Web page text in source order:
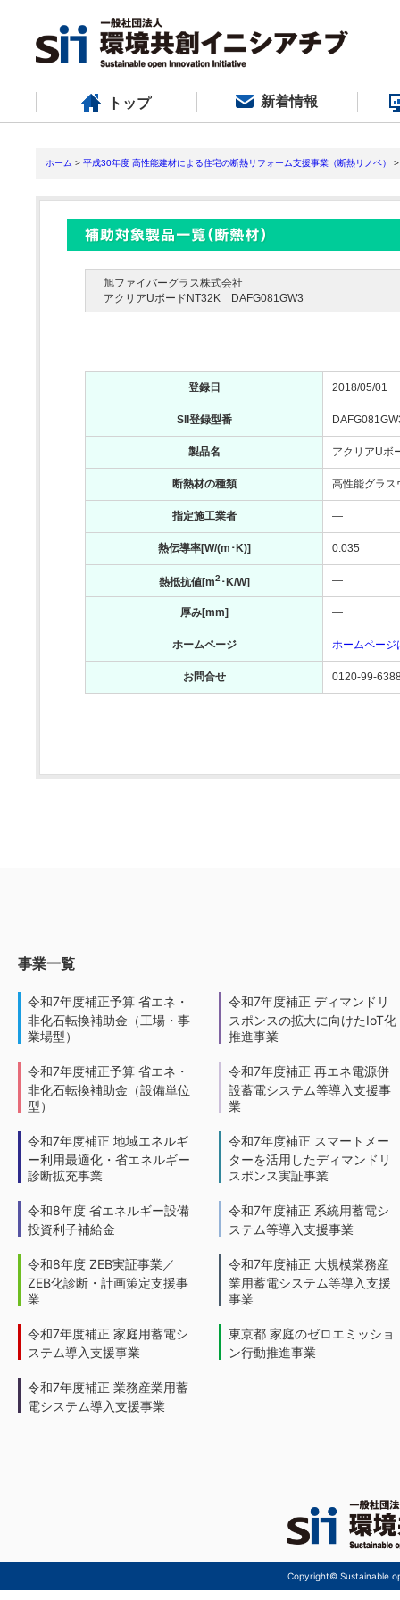
トップ 新着情報
ホーム > 平成30年度 高性能建材による住宅の断熱リフォーム支援事業（断熱リノベ）
旭ファイバーグラス株式会社
アクリアUボードNT32K DAFG081GW3
登録日 2018/05/01
SII登録型番
製品名 アクリアUボ
断熱材の種類 高性能グラス
指定施工業者 ―
熱伝導率[W/(m･K)] 0.035
熱抵抗値[m2･K/W] ―
厚み[mm] ―
ホームページ ホームページ
お問合せ 0120-99-
事業一覧
令和7年度補正予算 省エネ・
非化石転換補助金（工場・事
業場型）
令和7年度補正予算 省エネ・
非化石転換補助金（設備単位
型）
令和7年度補正 地域エネルギ
ー利用最適化・省エネルギー
診断拡充事業
令和8年度 省エネルギー設備
投資利子補給金
令和8年度 ZEB実証事業／
ZEB化診断・計画策定支援事
業
令和7年度補正 家庭用蓄電シ
ステム導入支援事業
令和7年度補正 業務産業用蓄
電システム導入支援事業
令和7年度補正 ディマンドリ
スポンスの拡大に向けたIoT化
推進事業
令和7年度補正 再エネ電源併
設蓄電システム等導入支援事
業
令和7年度補正 スマートメー
ターを活用したディマンドリ
スポンス実証事業
令和7年度補正 系統用蓄電シ
ステム等導入支援事業
令和7年度補正 大規模業務産
業用蓄電システム等導入支援
事業
東京都 家庭のゼロエミッショ
ン行動推進事業
Copyright© Sustainable